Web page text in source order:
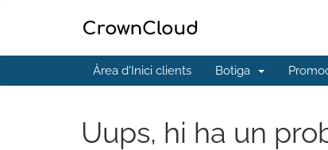
Àrea d'Inici clients Botiga
Uups, hi ha un